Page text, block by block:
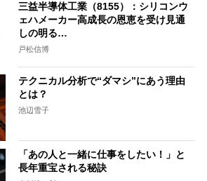
三益半導体工業（8155）：シリコンウ
ェハメーカー高成長の恩恵を受け見通
しの明る…
戸松信博
テクニカル分析で“ダマシ”にあう理由
とは？
池辺雪子
「あの人と一緒に仕事をしたい！」と
長年重宝される秘訣